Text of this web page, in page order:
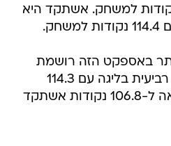
כרגע, עם 118.6 נקודות למשחק. אשתקד היא
באספקט הזה רושמת
בינתיים שיקגו המדורגת רביעית בליגה עם 114.3
נקודות למשחק, בהשוואה ל-106.8 נקודות אשתקד